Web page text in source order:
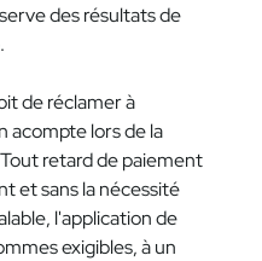
des résultats de
de réclamer à
acompte lors de la
retard de paiement
et sans la nécessité
l'application de
exigibles, à un